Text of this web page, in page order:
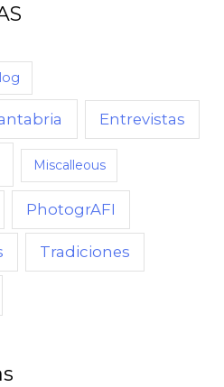
Entrevistas
Miscalleous
PhotogrAFI
Tradiciones